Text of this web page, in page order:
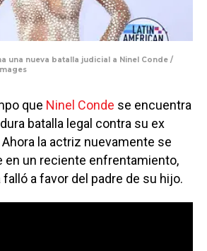
una nueva batalla judicial a Ninel Conde /
que Ninel Conde se encuentra
batalla legal contra su ex
Ahora la actriz nuevamente se
en un reciente enfrentamiento,
a favor del padre de su hijo.